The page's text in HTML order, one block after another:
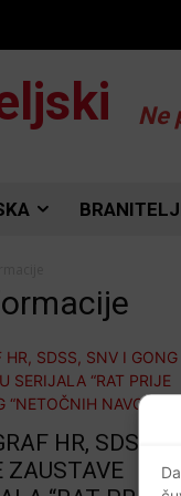
Ne
HR, SDSS,
ZAUSTAVE